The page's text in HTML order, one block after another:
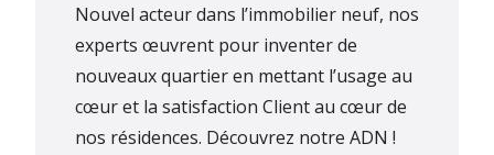
Nouvel acteur dans l’immobilier neuf, nos
experts œuvrent pour inventer de
nouveaux quartier en mettant l’usage au
cœur et la satisfaction Client au cœur de
nos résidences. Découvrez notre ADN !